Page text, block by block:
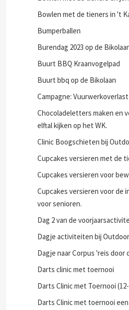
Bowlen met de tieners in 't
Bumperballen
Burendag 2023 op de
Buurt BBQ Kraanvogelpad
Buurt bbq op de Bikolaan
Campagne: Vuurwerkoverlast
Chocoladeletters maken en
elftal kijken op het WK.
Clinic Boogschieten bij
Cupcakes versieren met de
Cupcakes versieren voor
Cupcakes versieren voor de
voor senioren.
Dag 2 van de
Dagje activiteiten bij
Dagje naar Corpus 'reis door
Darts clinic met toernooi
Darts Clinic met Toernooi
Darts Clinic met toernooi